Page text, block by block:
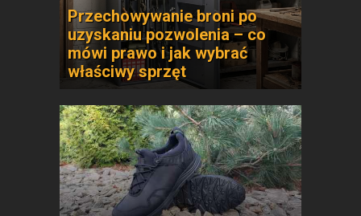
Przechowywanie broni po
uzyskaniu pozwolenia – co
mówi prawo i jak wybrać
właściwy sprzęt